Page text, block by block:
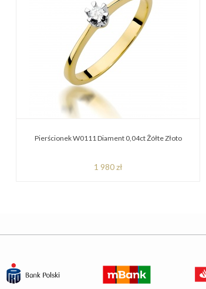
Pierścionek W0111 Diament 0,04ct Żółte Złoto
1 980 zł